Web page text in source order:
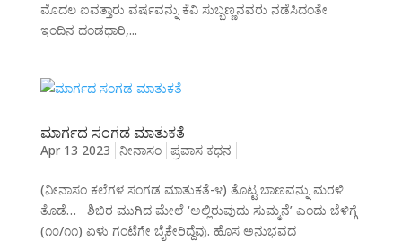
ಮೊದಲ ಐವತ್ತಾರು ವರ್ಷವನ್ನು ಕೆವಿ ಸುಬ್ಬಣ್ಣನವರು ನಡೆಸಿದಂತೇ
ಇಂದಿನ ದಂಡಧಾರಿ,...
ಮಾರ್ಗದ ಸಂಗಡ ಮಾತುಕತೆ
Apr 13 2023 ನೀನಾಸಂ ಪ್ರವಾಸ ಕಥನ
(ನೀನಾಸಂ ಕಲೆಗಳ ಸಂಗಡ ಮಾತುಕತೆ-೪) ತೊಟ್ಟ ಬಾಣವನ್ನು ಮರಳಿ
ತೊಡೆ… ಶಿಬಿರ ಮುಗಿದ ಮೇಲೆ ‘ಅಲ್ಲಿರುವುದು ಸುಮ್ಮನೆ’ ಎಂದು ಬೆಳಿಗ್ಗೆ
(೧೦/೧೧) ಏಳು ಗಂಟೆಗೇ ಬೈಕೇರಿದ್ದೆವು. ಹೊಸ ಅನುಭವದ